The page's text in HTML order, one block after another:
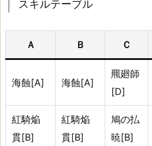
テ
ル
スキルテーブル
Ａ Ｂ Ｃ
海蝕[A] 海蝕[A]
羆廻師
[D]
紅騎焔
貫[B]
紅騎焔
貫[B]
鳩の払
暁[B]